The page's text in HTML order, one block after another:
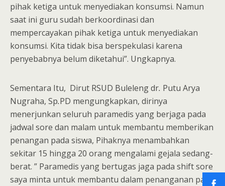
pihak ketiga untuk menyediakan konsumsi. Namun
saat ini guru sudah berkoordinasi dan
mempercayakan pihak ketiga untuk menyediakan
konsumsi. Kita tidak bisa berspekulasi karena
penyebabnya belum diketahui”. Ungkapnya.
Sementara Itu, Dirut RSUD Buleleng dr. Putu Arya
Nugraha, Sp.PD mengungkapkan, dirinya
menerjunkan seluruh paramedis yang berjaga pada
jadwal sore dan malam untuk membantu memberikan
penangan pada siswa, Pihaknya menambahkan
sekitar 15 hingga 20 orang mengalami gejala sedang-
berat. ” Paramedis yang bertugas jaga pada shift sore
saya minta untuk membantu dalam penanganan para